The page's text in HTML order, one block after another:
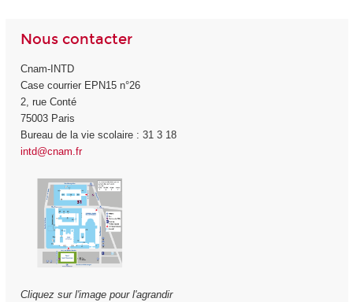
Nous contacter
Cnam-INTD
Case courrier EPN15 n°26
2, rue Conté
75003 Paris
Bureau de la vie scolaire : 31 3 18
intd@cnam.fr
Cliquez sur l'image pour l'agrandir